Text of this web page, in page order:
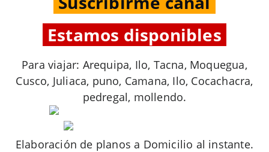
Estamos disponibles
Para viajar: Arequipa, Ilo, Tacna, Moquegua,
Cusco, Juliaca, puno, Camana, Ilo, Cocachacra,
pedregal, mollendo.
Elaboración de planos a Domicilio al instante.